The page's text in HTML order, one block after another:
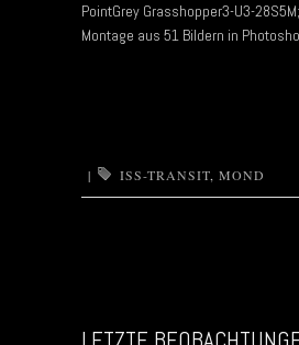
PointGrey Grasshopper3-U3-
Montage aus 51 Bildern in
| ISS-TRANSIT, MOND